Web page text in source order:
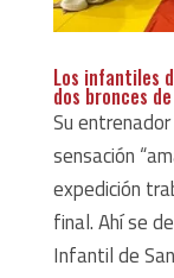
Los infantiles
dos bronces
Su
sensación
expedición
final. Ahí se
Infantil de